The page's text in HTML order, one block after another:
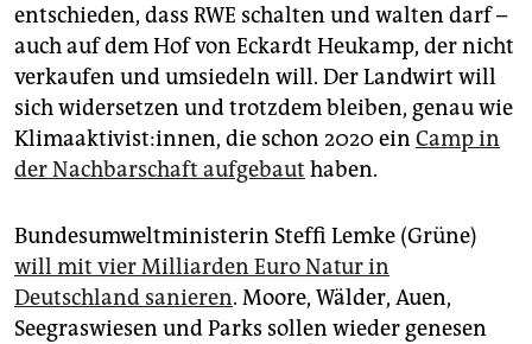
entschieden, dass RWE schalten und walten darf –
auch auf dem Hof von Eckardt Heukamp, der nicht
verkaufen und umsiedeln will. Der Landwirt will
sich widersetzen und trotzdem bleiben, genau wie
Klimaaktivist:innen, die schon 2020 ein Camp in
der Nachbarschaft aufgebaut haben.
Bundesumweltministerin Steffi Lemke (Grüne)
will mit vier Milliarden Euro Natur in
Deutschland sanieren. Moore, Wälder, Auen,
Seegraswiesen und Parks sollen wieder genesen